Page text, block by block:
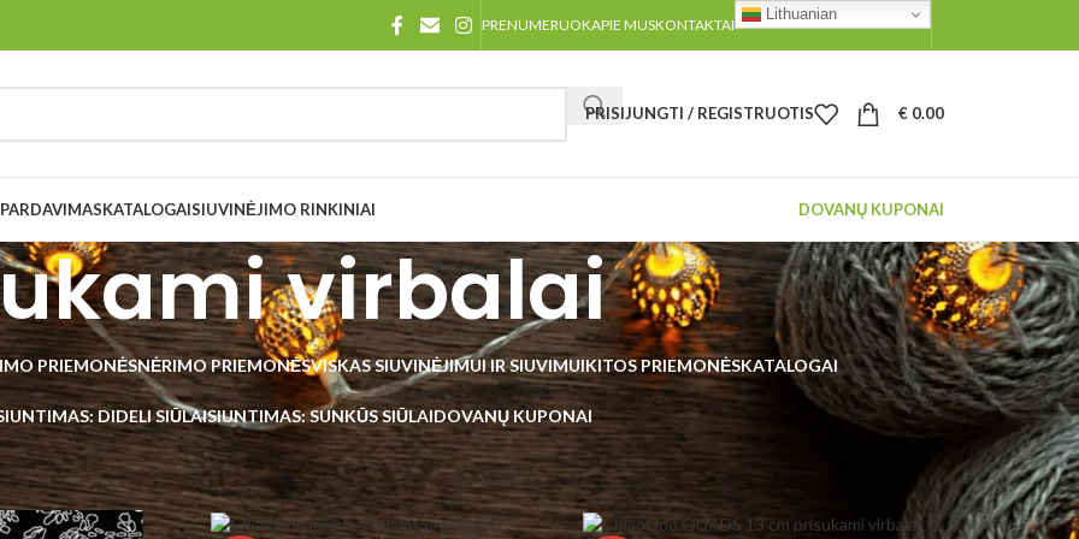
PRENUMERUOKAPIE MUSKONTAKTAI
Lithuanian
PRISIJUNGTI / REGISTRUOTIS € 0.00
KATALOGAISIUVINĖJIMO RINKINIAI DOVANŲ KUPONAI
virbalai
PRIEMONĖSNĖRIMO PRIEMONĖSVISKAS SIUVINĖJIMUI IR SIUVIMUIKITOS PRIEMONĖSKATALOGAI
DIDELI SIŪLAISIUNTIMAS: SUNKŪS SIŪLAIDOVANŲ KUPONAI
Virbalų rūšys/ Prisukami virbalai Rodyti 48 96 Visi